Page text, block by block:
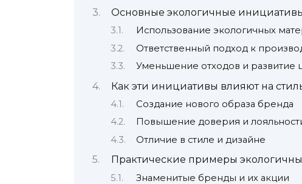
Основные экологичные
Использование экологичных
Ответственный подход к
Уменьшение отходов и развитие
Как эти инициативы влияют на
Создание нового образа бренда
Повышение доверия и
Отличие в стиле и дизайне
Практические примеры
Знаменитые бренды и их акции